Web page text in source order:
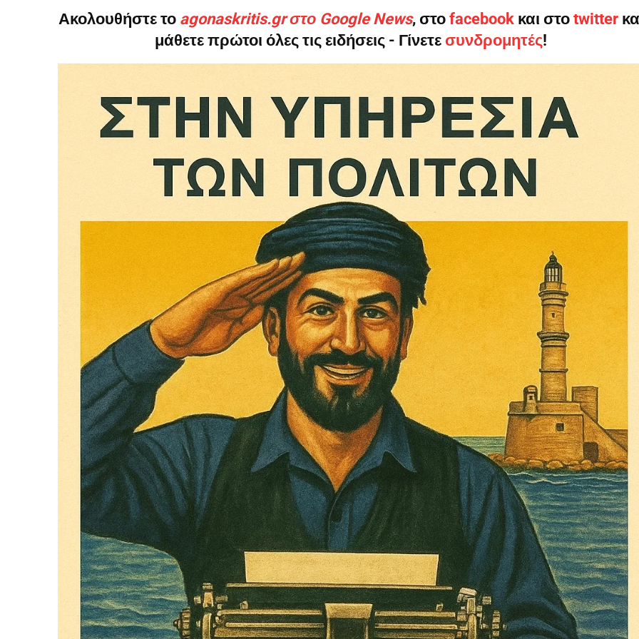
Σας ευχαριστούμε θερμά.
Ακολουθήστε το agonaskritis.gr στο Google News, στο facebook και στο twitter
μάθετε πρώτοι όλες τις ειδήσεις - Γίνετε συνδρομητές!